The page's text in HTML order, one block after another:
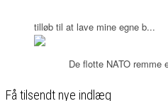
tilløb til at lave mine egne b...
De flotte NATO remme
Få tilsendt nye indlæg